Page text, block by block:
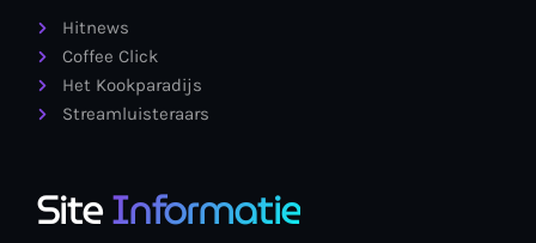
Hitnews
Coffee Click
Het Kookparadijs
Streamluisteraars
SiteInformatie